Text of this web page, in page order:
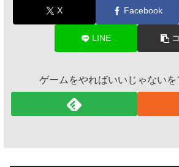
X Facebook
LINE
ゲームをやればいいじゃないを